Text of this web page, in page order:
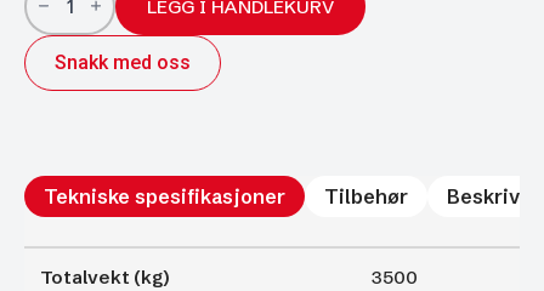
Williams
TB4621-
352
Vippeplan
Karmer
LEGG I HANDLEKURV
Snakk med oss
Tekniske spesifikasjoner Tilbehør
Totalvekt (kg) 3500